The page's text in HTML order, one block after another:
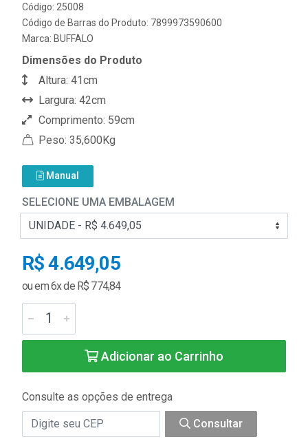
Código: 25008
Código de Barras do Produto: 7899973590600
Marca: BUFFALO
Dimensões do Produto
Altura: 41cm
Largura: 42cm
Comprimento: 59cm
Peso: 35,600Kg
Manual
SELECIONE UMA EMBALAGEM
R$ 4.649,05
ou em 6x de R$ 774,84
Adicionar ao Carrinho
Consulte as opções de entrega
Consultar